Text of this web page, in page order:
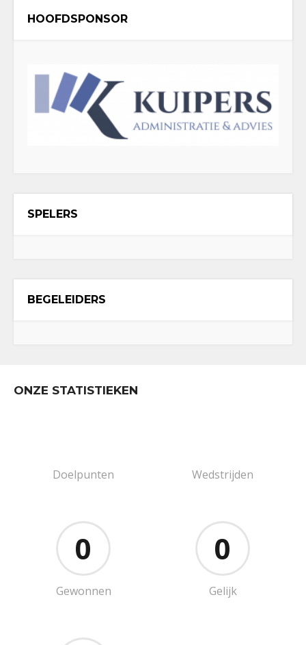
HOOFDSPONSOR
SPELERS
BEGELEIDERS
ONZE STATISTIEKEN
Doelpunten Wedstrijden
0
Gewonnen
0
Gelijk